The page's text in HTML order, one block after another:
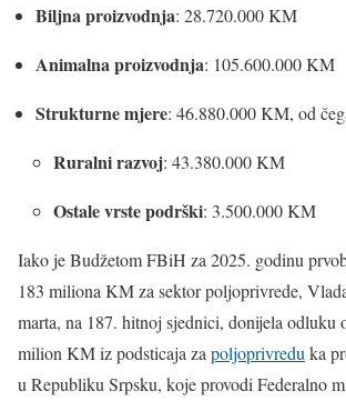
Biljna proizvodnja: 28.720.000 KM
Animalna proizvodnja: 105.600.000 KM
Strukturne mjere: 46.880.000 KM, od
Ruralni razvoj: 43.380.000 KM
Ostale vrste podrški: 3.500.000 KM
Iako je Budžetom FBiH za 2025. godinu
183 miliona KM za sektor poljoprivrede,
marta, na 187. hitnoj sjednici, donijela odluku
milion KM iz podsticaja za poljoprivredu ka
u Republiku Srpsku, koje provodi Federalno